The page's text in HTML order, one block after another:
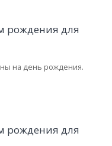
на день рождения.